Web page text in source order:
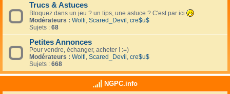
Trucs & Astuces
Bloquez dans un jeu ? un tips, une astuce ? C'est par ici
Modérateurs : Wolfi, Scared_Devil , cre$u$
Sujets : 68
Petites Annonces
Pour vendre, échanger, acheter ! :=)
Modérateurs : Wolfi, Scared_Devil , cre$u$
Sujets : 668
NGPC.info